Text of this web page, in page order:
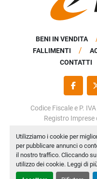
Utilizziamo i cookie per
per pubblicare annunci o
il nostro traffico. Cliccando
utilizzo dei cookie. Leggi di
BENI IN VENDITA
FALLIMENTI
CONTATTI
Codice Fiscale e P.
Registro Imprese
Personalizza
Machinio